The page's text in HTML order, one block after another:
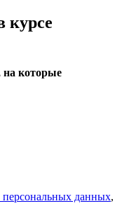
курсе
на которые
данных,